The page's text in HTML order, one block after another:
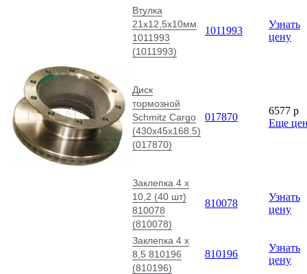
Втулка
21х12,5х10мм
1011993
(1011993)
1011993
Узнать
цену
Диск
тормозной
Schmitz Cargo
(430х45х168.5)
(017870)
017870
6577 p
Еще
Заклепка 4 x
10,2 (40 шт)
810078
(810078)
810078
Узнать
цену
Заклепка 4 x
8,5 810196
(810196)
810196
Узнать
цену